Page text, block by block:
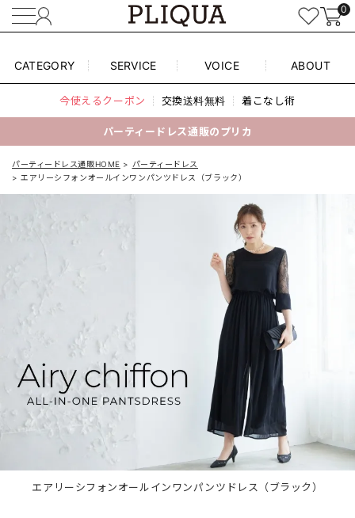
0
CATEGORY SERVICE VOICE ABOUT
今使えるクーポン 交換送料無料 着こなし術
パーティードレス通販のプリカ
パーティードレス通販HOME
パーティードレス
エアリーシフォンオールインワンパンツドレス（ブラック）
エアリーシフォンオールインワンパンツドレス（ブラック）